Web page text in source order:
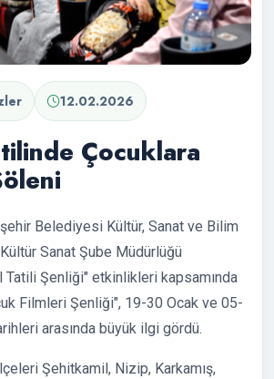
12.02.2026
Çocuklara
Belediyesi Kültür, Sanat ve Bilim
Kültür Sanat Şube Müdürlüğü
Tatili Şenliği" etkinlikleri kapsamında
Filmleri Şenliği", 19-30 Ocak ve 05-
arasında büyük ilgi gördü.
Şehitkamil, Nizip, Karkamış,